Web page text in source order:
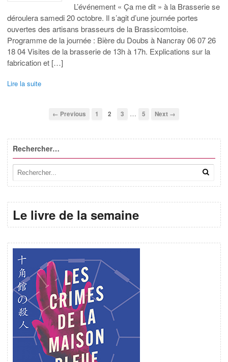
L’événement « Ça me dit » à la Brasserie se
déroulera samedi 20 octobre. Il s’agit d’une journée portes
ouvertes des artisans brasseurs de la Brassicomtoise.
Programme de la journée : Bière du Doubs à Nancray 06 07 26
18 04 Visites de la brasserie de 13h à 17h. Explications sur la
fabrication et […]
Lire la suite
← Previous 1 2 3 … 5 Next →
Rechercher…
Le livre de la semaine